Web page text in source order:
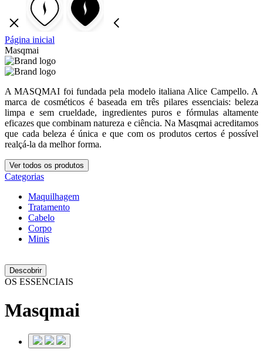
Página inicial
Masqmai
A MASQMAI foi fundada pela modelo italiana Alice Campello. A
marca de cosméticos é baseada em três pilares essenciais: beleza
limpa e sem crueldade, ingredientes puros e fórmulas altamente
eficazes que combinam natureza e ciência. Na Masqmai acreditamos
que cada beleza é única e que com os produtos certos é possível
realçá-la da melhor forma.
Ver todos os produtos
Categorias
Maquilhagem
Tratamento
Cabelo
Corpo
Minis
Descobrir
OS ESSENCIAIS
Masqmai